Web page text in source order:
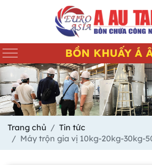
BỒN KHUẤY Á
Trang chủ
Tin tức
Máy trộn gia vị 10kg-20kg-30kg-